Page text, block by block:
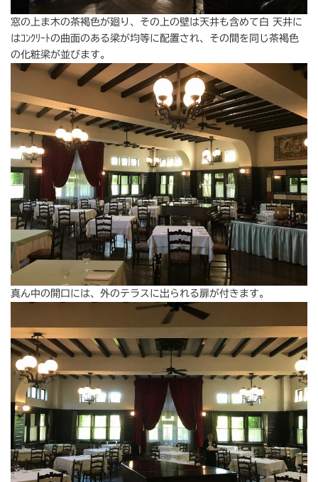
窓の上ま木の茶褐色が廻り、その上の壁は天井も含めて白 天井に
はｺﾝｸﾘｰﾄの曲面のある梁が均等に配置され、その間を同じ茶褐色
の化粧梁が並びます。
真ん中の開口には、外のテラスに出られる扉が付きます。